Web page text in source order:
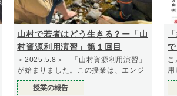
山村で若者はどう生きる？ー「山
村資源利用演習」第１回目
＜2025.5.8＞ 「山村資源利用演習」
が始まりました。この授業は、エンジ
授業の報告
こ
用